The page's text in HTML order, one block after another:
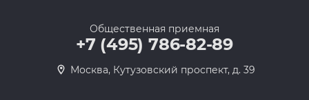
Общественная приемная
+7 (495) 786-82-89
Москва, Кутузовский проспект, д. 39